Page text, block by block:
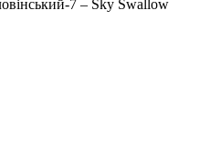
7 – Sky Swallow